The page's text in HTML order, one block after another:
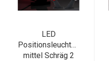
LED
Positionsleuchten
mittel Schräg 2